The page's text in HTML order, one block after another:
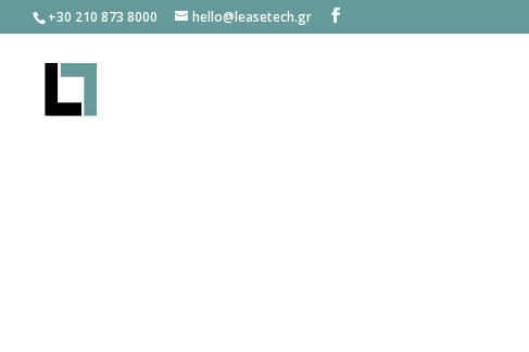
+30 210 873 8000 hello@leasetech.gr